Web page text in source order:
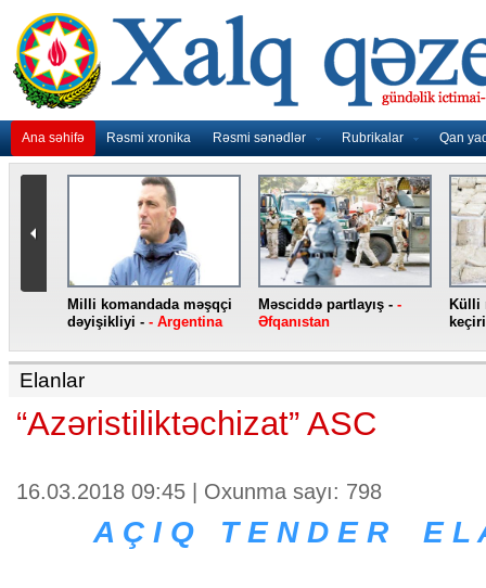
Ana səhifə Rəsmi xronika Rəsmi sənədlər Rubrikalar Qan
Milli komandada məşqçi
dəyişikliyi - - Argentina
Məsciddə partlayış - -
Əfqanıstan
Külli
Elanlar
“Azəristiliktəchizat” ASC
16.03.2018 09:45 | Oxunma sayı: 798
A Ç I Q T E N D E R E L